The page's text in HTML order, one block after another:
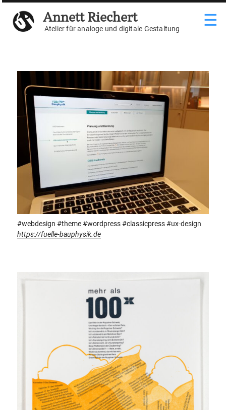
Weiter
zum
Inhalt
Annett Riechert
Atelier für analoge und digitale Gestaltung ☰
#webdesign #theme #wordpress #classicpress #ux-design
https://fuelle-bauphysik.de